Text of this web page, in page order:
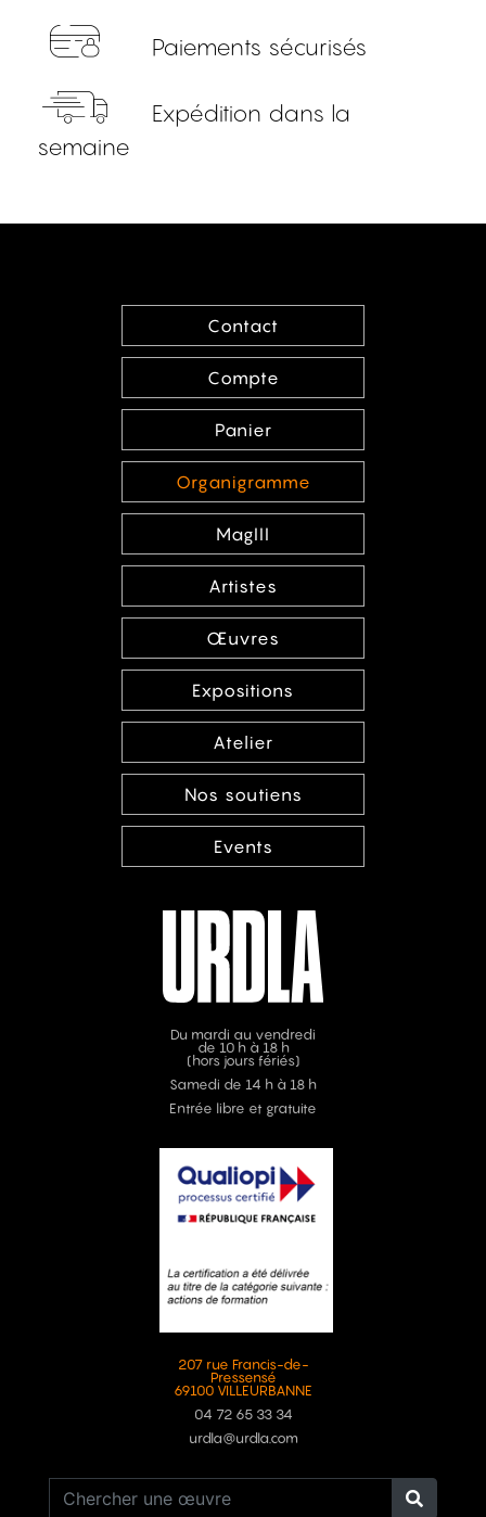
Paiements sécurisés
Expédition dans la
semaine
Contact
Compte
Panier
Organigramme
MagIII
Artistes
Œuvres
Expositions
Atelier
Nos soutiens
Events
Du mardi au vendredi
de 10 h à 18 h
(hors jours fériés)
Samedi de 14 h à 18 h
Entrée libre et gratuite
207 rue Francis-de-
Pressensé
69100 VILLEURBANNE
04 72 65 33 34
urdla@urdla.com